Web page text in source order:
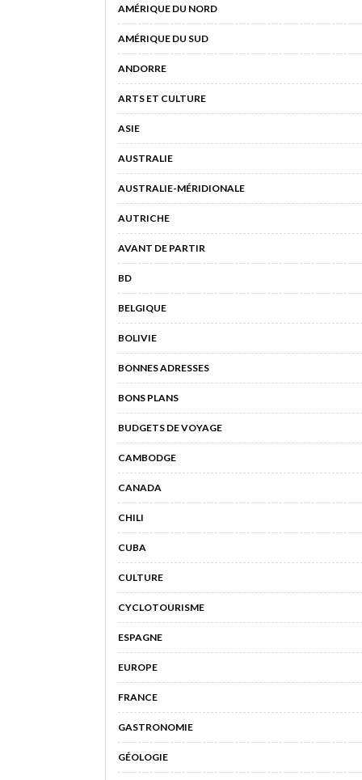
AMÉRIQUE DU NORD
AMÉRIQUE DU SUD
ANDORRE
ARTS ET CULTURE
ASIE
AUSTRALIE
AUSTRALIE-MÉRIDIONALE
AUTRICHE
AVANT DE PARTIR
BD
BELGIQUE
BOLIVIE
BONNES ADRESSES
BONS PLANS
BUDGETS DE VOYAGE
CAMBODGE
CANADA
CHILI
CUBA
CULTURE
CYCLOTOURISME
ESPAGNE
EUROPE
FRANCE
GASTRONOMIE
GÉOLOGIE